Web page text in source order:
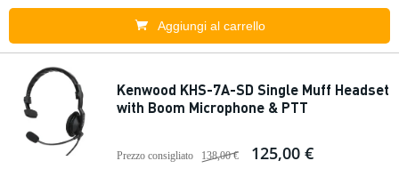
Aggiungi al carrello
Kenwood KHS-7A-SD Single Muff Headset
with Boom Microphone & PTT
Prezzo consigliato 138,00 € 125,00 €